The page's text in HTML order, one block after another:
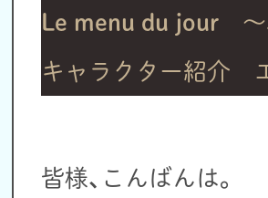
Le menu du jour ～
キャラクター紹介
皆様、こんばんは。